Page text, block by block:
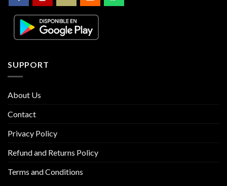
SUPPORT
About Us
Contact
Privacy Policy
Refund and Returns Policy
Terms and Conditions